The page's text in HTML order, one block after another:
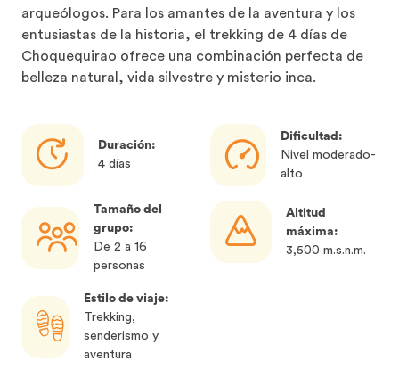
arqueólogos. Para los amantes de la aventura y los
entusiastas de la historia, el trekking de 4 días de
Choquequirao ofrece una combinación perfecta de
belleza natural, vida silvestre y misterio inca.
Duración:
4 días
Dificultad:
Nivel moderado-
alto
Tamaño del
grupo:
De 2 a 16
personas
Altitud
máxima:
3,500 m.s.n.m.
Estilo de viaje:
Trekking,
senderismo y
aventura